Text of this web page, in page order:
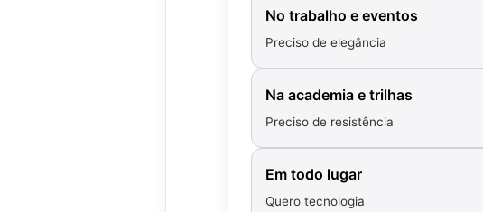
m
u
e
i
a
d
C
No trabalho e eventos
Preciso de elegância
Na academia e trilhas
Preciso de resistência
Em todo lugar
Quero tecnologia